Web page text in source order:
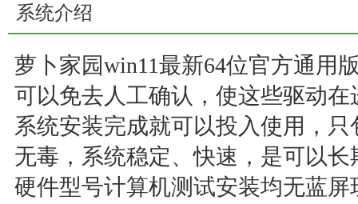
系统介绍
萝卜家园win11最新64位官方通用
可以免去人工确认，使这些驱动
系统安装完成就可以投入使用，
无毒，系统稳定、快速，是可以
硬件型号计算机测试安装均无蓝